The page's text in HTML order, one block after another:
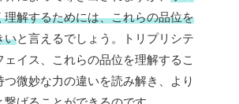
理解するためには、これらの品位を
いと言えるでしょう。トリプリシテ
ェイス、これらの品位を理解するこ
つ微妙な力の違いを読み解き、より